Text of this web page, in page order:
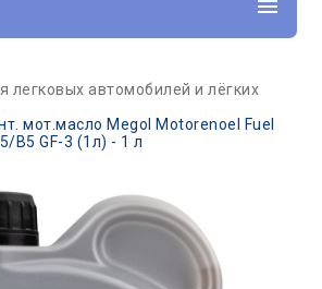
легковых автомобилей и лёгких
мот.масло Megol Motorenoel Fuel
B5 GF-3 (1л) - 1 л